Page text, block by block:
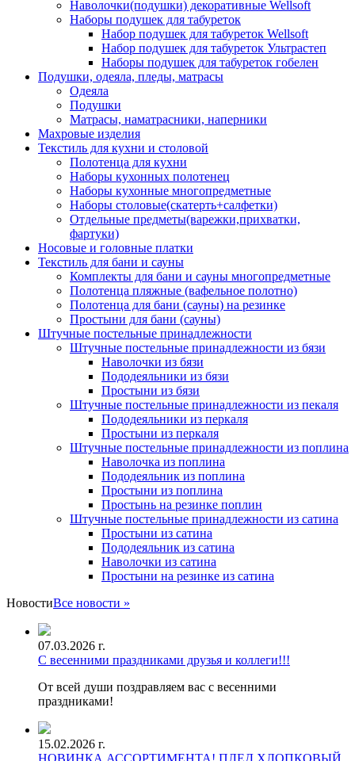
Наволочки(подушки) декоративные Wellsoft
Наборы подушек для табуреток
Набор подушек для табуреток Wellsoft
Набор подушек для табуреток Ультрастеп
Наборы подушек для табуреток гобелен
Подушки, одеяла, пледы, матрасы
Одеяла
Подушки
Матрасы, наматрасники, наперники
Махровые изделия
Текстиль для кухни и столовой
Полотенца для кухни
Наборы кухонных полотенец
Наборы кухонные многопредметные
Наборы столовые(скатерть+салфетки)
Отдельные предметы(варежки,прихватки,
фартуки)
Носовые и головные платки
Текстиль для бани и сауны
Комплекты для бани и сауны многопредметные
Полотенца пляжные (вафельное полотно)
Полотенца для бани (сауны) на резинке
Простыни для бани (сауны)
Штучные постельные принадлежности
Штучные постельные принадлежности из бязи
Наволочки из бязи
Пододеяльники из бязи
Простыни из бязи
Штучные постельные принадлежности из пекаля
Пододеяльники из перкаля
Простыни из перкаля
Штучные постельные принадлежности из поплина
Наволочка из поплина
Пододеяльник из поплина
Простыни из поплина
Простынь на резинке поплин
Штучные постельные принадлежности из сатина
Простыни из сатина
Пододеяльник из сатина
Наволочки из сатина
Простыни на резинке из сатина
НовостиВсе новости »
07.03.2026 г.
С весенними праздниками друзья и коллеги!!!
От всей души поздравляем вас с весенними
праздниками!
15.02.2026 г.
НОВИНКА АССОРТИМЕНТА! ПЛЕД ХЛОПКОВЫЙ